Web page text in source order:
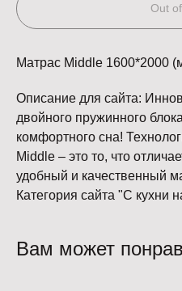
Out
Матрас Middle 1600*2000
Описание для сайта:
двойного пружинного
комфортного сна!
Middle – это то, что
удобный и качественный
Категория сайта "С кухни
Вам может